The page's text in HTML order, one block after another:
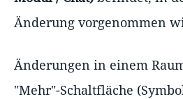
Änderung vorgenommen
Änderungen in einem
"Mehr"-Schaltfläche